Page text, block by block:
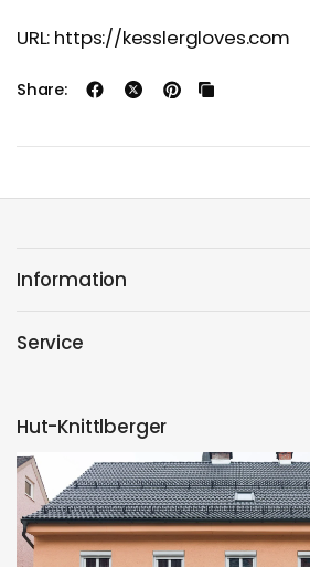
URL: https://kesslergloves.com
Share:
Information
Service
Hut-Knittlberger